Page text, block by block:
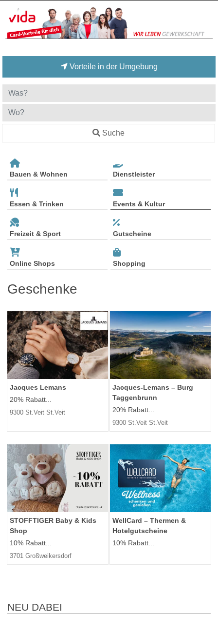
Vorteile in der Umgebung
Suche
Bauen & Wohnen Dienstleister
Essen & Trinken Events & Kultur
Freizeit & Sport Gutscheine
Online Shops Shopping
Geschenke
Jacques Lemans
20% Rabatt...
9300 St.Veit St.Veit
Jacques-Lemans – Burg
Taggenbrunn
20% Rabatt...
9300 St.Veit St.Veit
STOFFTIGER Baby & Kids
Shop
10% Rabatt...
3701 Großweikersdorf
WellCard – Thermen &
Hotelgutscheine
10% Rabatt...
NEU DABEI